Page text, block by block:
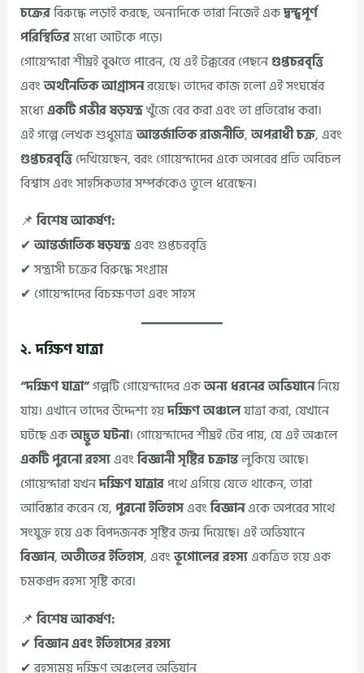
চক্রেরবিরুদ্ধে লড়াই করছে, অন্যদিকে তারা নিজেই একদ্বন্দ্বপূর্ণ
পরিস্থিতিরমধ্যে আটকে পড়ে।
গোয়েন্দারা শীঘ্রই বুঝতে পারেন, যে এই টক্করের পেছনেগুপ্তচরবৃত্তি
এবংঅর্থনৈতিক আগ্রাসনরয়েছে। তাদের কাজ হলো এই সংঘর্ষের
মধ্যেএকটি গভীর ষড়যন্ত্রখুঁজে বের করা এবং তা প্রতিরোধ করা।
এই গল্পে লেখক শুধুমাত্রআন্তর্জাতিক রাজনীতি,অপরাধী চক্র, এবং
গুপ্তচরবৃত্তিদেখিয়েছেন, বরং গোয়েন্দাদের একে অপরের প্রতি অবিচল
বিশ্বাস এবং সাহসিকতার সম্পর্ককেও তুলে ধরেছেন।
📌বিশেষ আকর্ষণ:
✔আন্তর্জাতিক ষড়যন্ত্রএবং গুপ্তচরবৃত্তি
✔ সন্ত্রাসী চক্রের বিরুদ্ধে সংগ্রাম
✔ গোয়েন্দাদের বিচক্ষণতা এবং সাহস
২. দক্ষিণ যাত্রা
“দক্ষিণ যাত্রা”গল্পটি গোয়েন্দাদের একঅন্য ধরনের অভিযানেনিয়ে
যায়। এখানে তাদের উদ্দেশ্য হয়দক্ষিণ অঞ্চলেযাত্রা করা, যেখানে
ঘটছে একঅদ্ভুত ঘটনা। গোয়েন্দাদের শীঘ্রই টের পায়, যে এই অঞ্চলে
একটি পুরনো রহস্যএবংবিজ্ঞানী সৃষ্টির চক্রান্তলুকিয়ে আছে।
গোয়েন্দারা যখনদক্ষিণ যাত্রারপথে এগিয়ে যেতে থাকেন, তারা
আবিষ্কার করেন যে,পুরনো ইতিহাসএবংবিজ্ঞানএকে অপরের সাথে
সংযুক্ত হয়ে এক বিপদজনক সৃষ্টির জন্ম দিয়েছে। এই অভিযানে
বিজ্ঞান,অতীতের ইতিহাস, এবংভূগোলের রহস্যএকত্রিত হয়ে এক
চমকপ্রদ রহস্য সৃষ্টি করে।
📌বিশেষ আকর্ষণ:
✔বিজ্ঞান এবং ইতিহাসের রহস্য
✔ রহস্যময় দক্ষিণ অঞ্চলের অভিযান